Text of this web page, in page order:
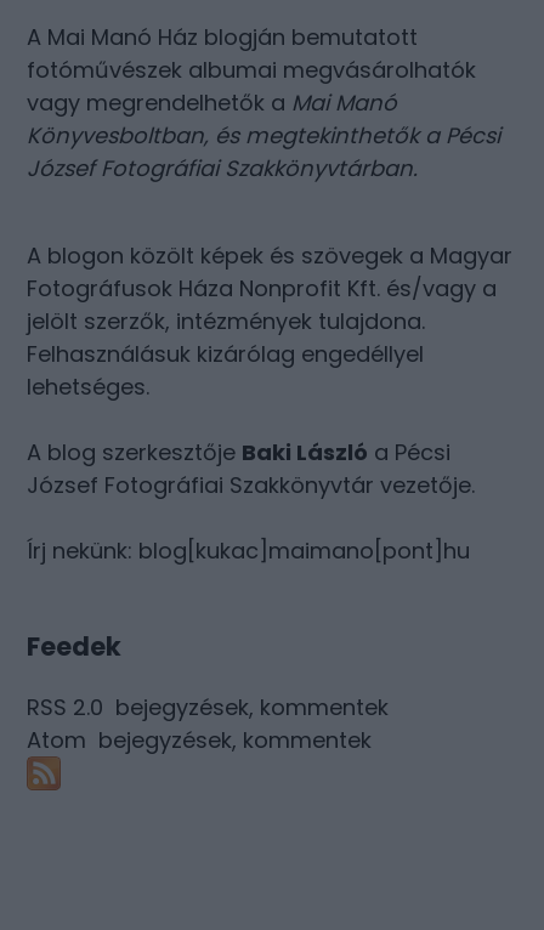
A Mai Manó Ház blogján bemutatott
fotóművészek albumai megvásárolhatók
vagy megrendelhetők a Mai Manó
Könyvesboltban, és megtekinthetők a Pécsi
József Fotográfiai Szakkönyvtárban.
A blogon közölt képek és szövegek a Magyar
Fotográfusok Háza Nonprofit Kft. és/vagy a
jelölt szerzők, intézmények tulajdona.
Felhasználásuk kizárólag engedéllyel
lehetséges.
A blog szerkesztője Baki László a Pécsi
József Fotográfiai Szakkönyvtár vezetője.
Írj nekünk: blog[kukac]maimano[pont]hu
Feedek
RSS 2.0 bejegyzések, kommentek
Atom bejegyzések, kommentek